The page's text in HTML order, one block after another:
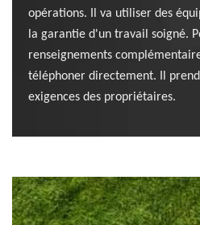
opérations. Il va utiliser des
la garantie d'un travail soigné.
renseignements
téléphoner directement. Il
exigences des propriétaires.